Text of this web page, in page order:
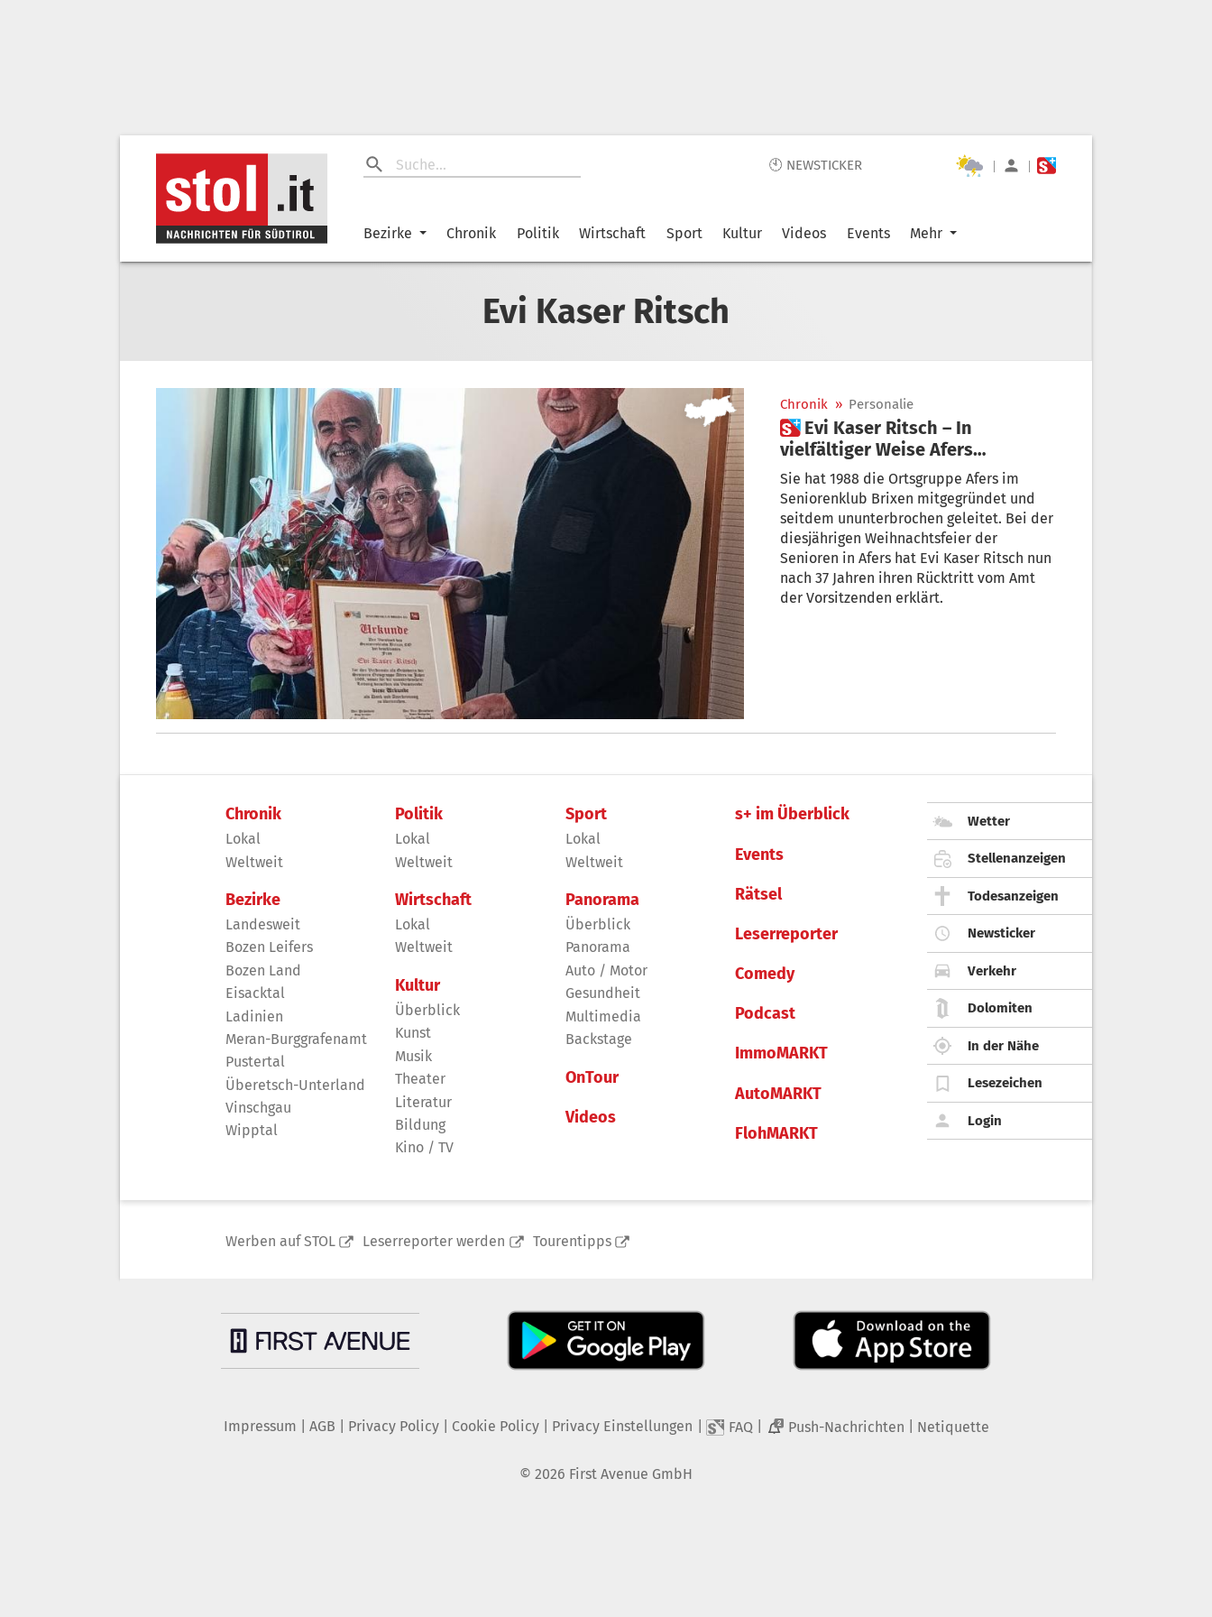
🕙 NEWSTICKER | |
Bezirke Chronik Politik Wirtschaft Sport Kultur Videos Events Mehr
Evi Kaser Ritsch
Chronik » Personalie
 Evi Kaser Ritsch – In
vielfältiger Weise Afers
mitgeprägt
Sie hat 1988 die Ortsgruppe Afers im
Seniorenklub Brixen mitgegründet und
seitdem ununterbrochen geleitet. Bei der
diesjährigen Weihnachtsfeier der
Senioren in Afers hat Evi Kaser Ritsch nun
nach 37 Jahren ihren Rücktritt vom Amt
der Vorsitzenden erklärt.
Chronik
Lokal
Weltweit
Bezirke
Landesweit
Bozen Leifers
Bozen Land
Eisacktal
Ladinien
Meran-Burggrafenamt
Pustertal
Überetsch-Unterland
Vinschgau
Wipptal
Politik
Lokal
Weltweit
Wirtschaft
Lokal
Weltweit
Kultur
Überblick
Kunst
Musik
Theater
Literatur
Bildung
Kino / TV
Sport
Lokal
Weltweit
Panorama
Überblick
Panorama
Auto / Motor
Gesundheit
Multimedia
Backstage
OnTour
Videos
s+ im Überblick
Events
Rätsel
Leserreporter
Comedy
Podcast
ImmoMARKT
AutoMARKT
FlohMARKT
Wetter
Stellenanzeigen
Todesanzeigen
Newsticker
Verkehr
Dolomiten
In der Nähe
Lesezeichen
Login
Werben auf STOL Leserreporter werden Tourentipps
Impressum AGB Privacy Policy| Cookie Policy| Privacy Einstellungen FAQ 2 Push-Nachrichten Netiquette
© 2026 First Avenue GmbH